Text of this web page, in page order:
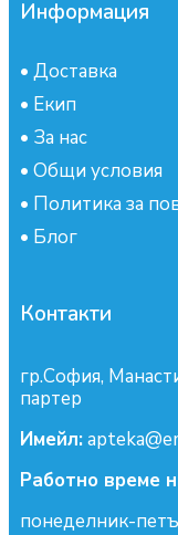
Информация
• Доставка
• Екип
• За нас
• Общи условия
• Политика за
• Блог
Контакти
гр.София,
партер
Имейл:
Работно време
понеделник-